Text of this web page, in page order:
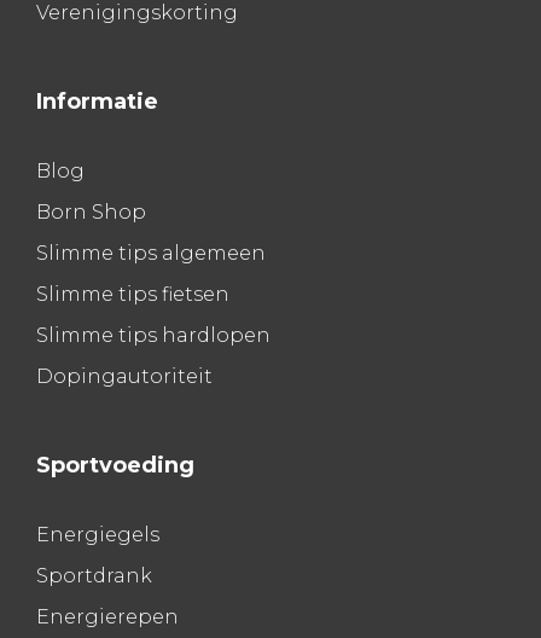
Verenigingskorting
Informatie
Blog
Born Shop
Slimme tips algemeen
Slimme tips fietsen
Slimme tips hardlopen
Dopingautoriteit
Sportvoeding
Energiegels
Sportdrank
Energierepen